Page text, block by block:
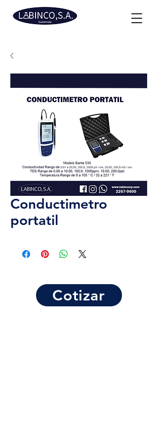
Conductimetro
portatil
Cotizar